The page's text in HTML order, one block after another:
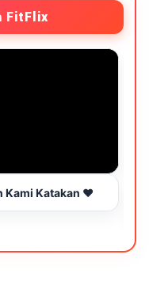
FitFlix
Kami Katakan ❤️